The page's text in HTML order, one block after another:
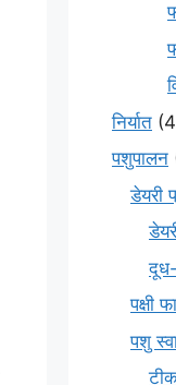
निर्यात
पशुपालन
डेयरी
पक्षी
पशु